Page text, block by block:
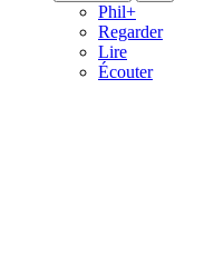
Phil+
Regarder
Lire
Écouter